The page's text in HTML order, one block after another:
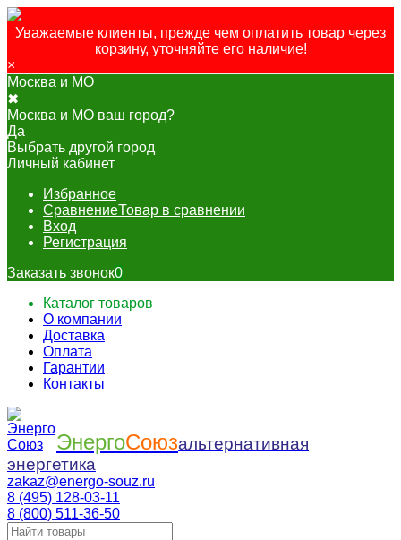
Уважаемые клиенты, прежде чем оплатить товар через
корзину, уточняйте его наличие!
×
Москва и МО
✖
Москва и МО ваш город?
Да
Выбрать другой город
Личный кабинет
Избранное
СравнениеТовар в сравнении
Вход
Регистрация
Заказать звонок0
Каталог товаров
О компании
Доставка
Оплата
Гарантии
Контакты
ЭнергоСоюзальтернативная
энергетика
zakaz@energo-souz.ru
8 (495) 128-03-11
8 (800) 511-36-50